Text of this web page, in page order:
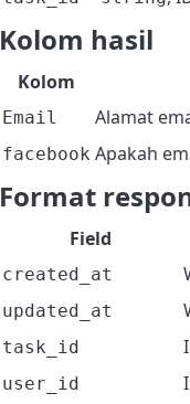
Kolom hasil
Kolom
Email Alamat
facebook Apakah
Format
Field
created_at
updated_at
task_id
user_id